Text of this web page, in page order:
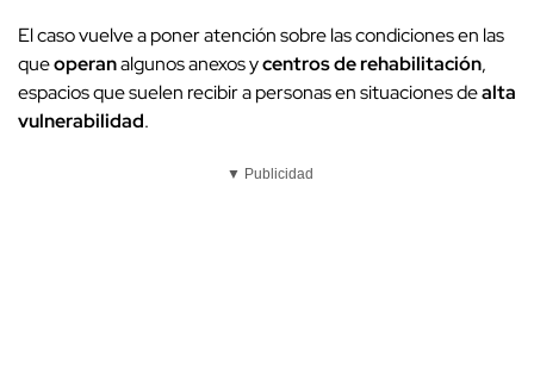
El caso vuelve a poner atención sobre las condiciones en las
queoperanalgunos anexos ycentros de rehabilitación,
espacios que suelen recibir a personas en situaciones dealta
vulnerabilidad.
▼ Publicidad